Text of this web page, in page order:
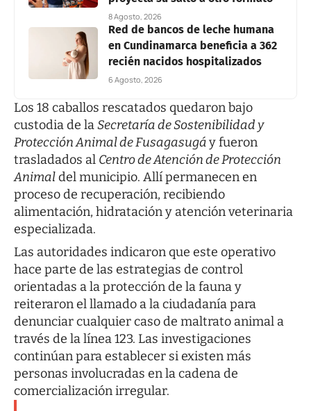
8 Agosto, 2026
Red de bancos de leche humana
en Cundinamarca beneficia a 362
recién nacidos hospitalizados
6 Agosto, 2026
Los 18 caballos rescatados quedaron bajo
custodia de laSecretaría de Sostenibilidad y
Protección Animal de Fusagasugáy fueron
trasladados al Centro de Atención de Protección
Animaldel municipio. Allí permanecen en
proceso de recuperación, recibiendo
alimentación, hidratación y atención veterinaria
especializada.
Las autoridades indicaron que este operativo
hace parte de las estrategias de control
orientadas a la protección de la fauna y
reiteraron el llamado a la ciudadanía para
denunciar cualquier caso de maltrato animal a
través de la línea 123. Las investigaciones
continúan para establecer si existen más
personas involucradas en la cadena de
comercialización irregular.